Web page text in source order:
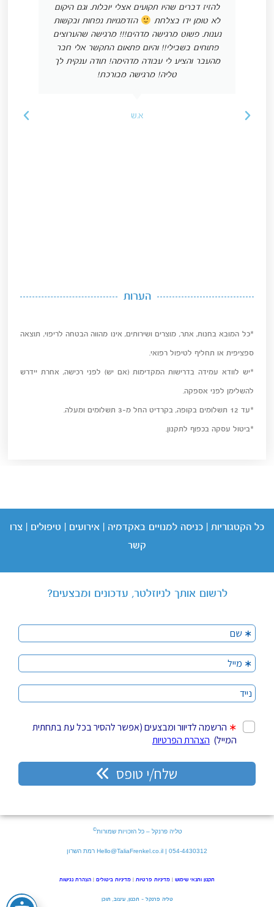
להזיז דברים שהיו תקועים אצלי יובלות. וגם היקום
לא טומן ידו בצלחת
הזדמנויות נפחות ובקשות
נענות. פשוט מרגישה מדהים!!! מרגישה שהערוצים
פתוחים בשבילי!! והיום פתאום התקשר אלי חבר
מהעבר והציע לי עבודה מדהימה! תודה ענקית לך
טליה! מרגישה מבורכת!
א.ש
הערות
*כל המובא בחנות, אתר, מוצרים ושירותים, אינו מהווה הבטחה לריפוי, תוצאה
ספציפית או תחליף לטיפול רפואי.
*יש לוודא עמידה בדרישות המקדימות (אם יש) לפני רכישה, אחרת יידרש
להשלימן לפני אספקה.
*עד 12 תשלומים בקופה, בקרדיט החל מ-3 תשלומים ומעלה.
*ביטול עסקה בכפוף לתקנון.
כל הקטגוריות | כניסה למנויים באקדמיה | אירועים | טיפולים | צרו
קשר
לרשום אותך לניוזלטר, עדכונים ומבצעים?
טליה פרנקל – כל הזכויות שמורות©
054-4430312 | Hello@TaliaFrenkel.co.il רמת השרון
תקנון ותנאי שימוש | מדיניות פרטיות | מדיניות ביטולים | הצהרת נגישות
טליה פרנקל – תכנון, עיצוב, תוכן